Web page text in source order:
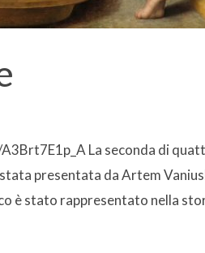
La seconda di
presentata da Artem
è stato rappresentato nella